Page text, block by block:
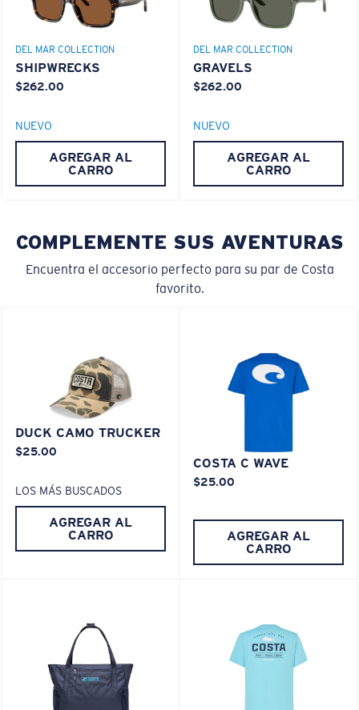
grande
.
¿Se ajusta en las dos últimas posiciones?
Es posible que necesite una montura
El vidrio ofrece el material de mayor claridad
Los espejos encapsulados (entre las capas de
vidrio) son resistentes a los rayones
20% más delgado y 22% más liviano que el vidrio
PATENTE DE EE. UU. N.º 6.334.680
PATENTE DE EE. UU. N.º 6.604.824
580® lightwave Policarbonato
ENLACE MOLECULAR C-WALL
ESPEJO (OPCIONAL)
LENTE DE POLICARBONATO
POLARIZED FILM
LENTE DE POLICARBONATO
ENLACE MOLECULAR C-WALL
DEL MAR COLLECTION
SHIPWRECKS
$262.00
NUEVO
AGREGAR AL
CARRO
DEL MAR COLLECTION
GRAVELS
$262.00
NUEVO
AGREGAR AL
CARRO
COMPLEMENTE SUS AVENTURAS
Encuentra el accesorio perfecto para su par de Costa
favorito.
DUCK CAMO TRUCKER
$25.00
LOS MÁS BUSCADOS
AGREGAR AL
CARRO
COSTA C WAVE
$25.00
AGREGAR AL
CARRO